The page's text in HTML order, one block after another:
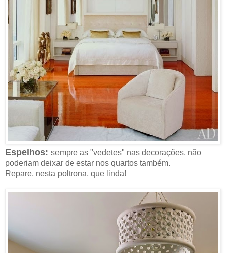
Espelhos: sempre as "vedetes" nas decorações, não
poderiam deixar de estar nos quartos também.
Repare, nesta poltrona, que linda!